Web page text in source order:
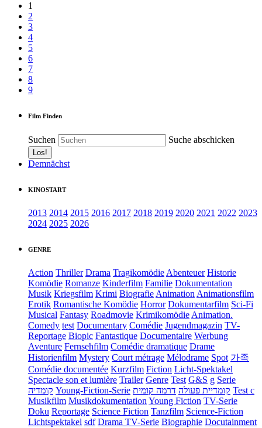
1
2
3
4
5
6
7
8
9
Film Finden
Suchen Suche abschicken
Demnächst
KINOSTART
2013 2014 2015 2016 2017 2018 2019 2020 2021 2022 2023
2024 2025 2026
GENRE
Action Thriller Drama Tragikomödie Abenteuer Historie
Komödie Romanze Kinderfilm Familie Dokumentation
Musik Kriegsfilm Krimi Biografie Animation Animationsfilm
Erotik Romantische Komödie Horror Dokumentarfilm Sci-Fi
Musical Fantasy Roadmovie Krimikomödie Animation.
Comedy test Documentary Comédie Jugendmagazin TV-
Reportage Biopic Fantastique Documentaire Werbung
Aventure Fernsehfilm Comédie dramatique Drame
Historienfilm Mystery Court métrage Mélodrame Spot 가족
Comédie documentée Kurzfilm Fiction Licht-Spektakel
Spectacle son et lumière Trailer Genre Test G&S g Serie
קומדיה Young-Fiction-Serie קומדיית פעולה דרמה קומית
Test c
Musikfilm Musikdokumentation Young Fiction TV-Serie
Doku Reportage Science Fiction Tanzfilm Science-Fiction
Lichtspektakel sdf Drama TV-Serie Biographie Docutainment